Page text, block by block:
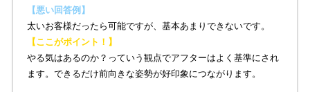
【悪い回答例】
太いお客様だったら可能ですが、基本あまりできないです。
【ここがポイント！】
やる気はあるのか？っていう観点でアフターはよく基準にされ
ます。できるだけ前向きな姿勢が好印象につながります。